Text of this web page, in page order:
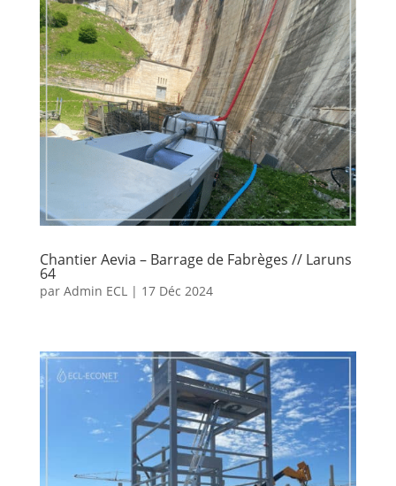
Chantier Aevia – Barrage de Fabrèges // Laruns
64
par Admin ECL| 17 Déc 2024